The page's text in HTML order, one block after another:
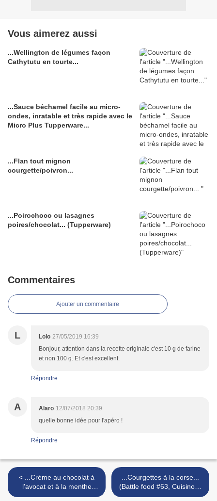
Vous aimerez aussi
...Wellington de légumes façon
Cathytutu en tourte...
...Sauce béchamel facile au micro-
ondes, inratable et très rapide avec le
Micro Plus Tupperware...
...Flan tout mignon
courgette/poivron...
...Poirochoco ou lasagnes
poires/chocolat... (Tupperware)
Commentaires
Ajouter un commentaire
L Lolo 27/05/2019 16:39
Bonjour, attention dans la recette originale c'est 10 g de farine
et non 100 g. Et c'est excellent.
Répondre
A Alaro 12/07/2018 20:39
quelle bonne idée pour l'apéro !
Répondre
< ...Crème au chocolat à
l'avocat et à la menthe
chocolat comme un After
...Courgettes à la corse...
(Battle food #63, Cuisinons
de saison) >